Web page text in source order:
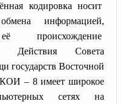
кодировка носит
информацией,
происхождение
Действия Совета
государств Восточной
– 8 имеет широкое
сетях на